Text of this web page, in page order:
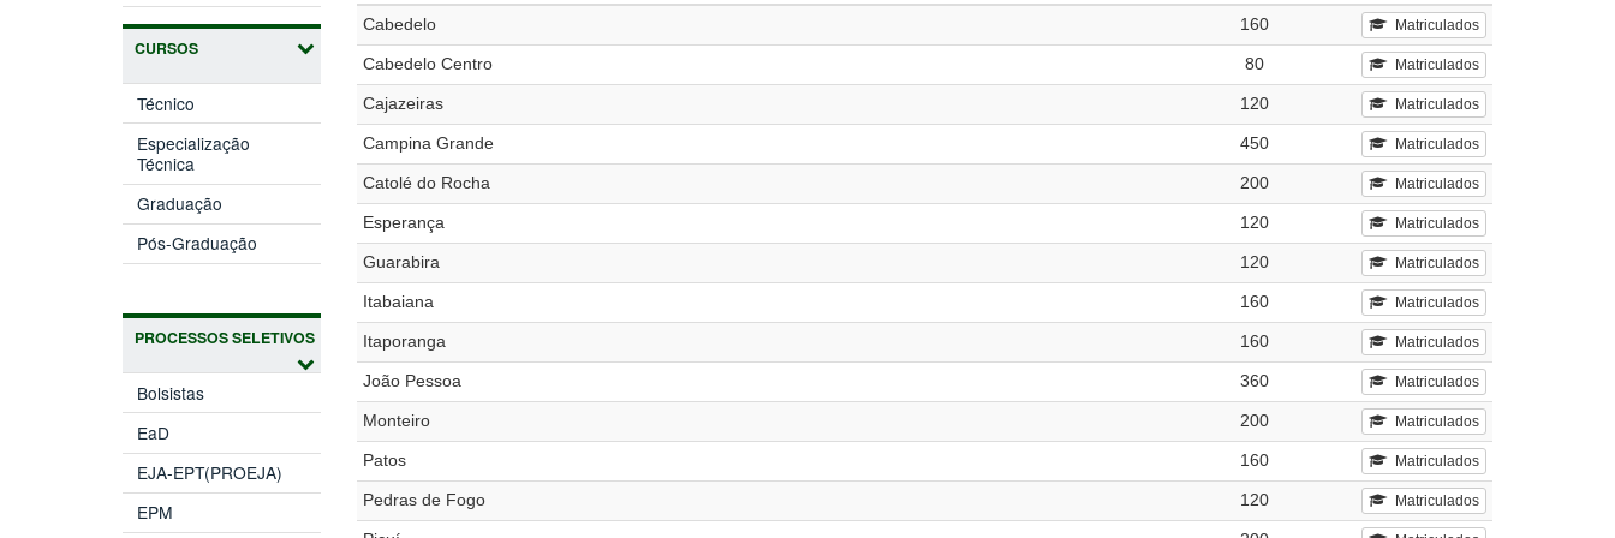
CURSOS
Técnico
Especialização
Técnica
Graduação
Pós-Graduação
PROCESSOS SELETIVOS
Bolsistas
EaD
EJA-EPT(PROEJA)
EPM
Cabedelo
160 Matriculados
Cabedelo Centro 80 Matriculados
Cajazeiras 120 Matriculados
Campina Grande 450 Matriculados
Catolé do Rocha 200 Matriculados
Esperança 120 Matriculados
Guarabira 120 Matriculados
Itabaiana 160 Matriculados
Itaporanga 160 Matriculados
João Pessoa 360 Matriculados
Monteiro 200 Matriculados
Patos 160 Matriculados
Pedras de Fogo 120 Matriculados